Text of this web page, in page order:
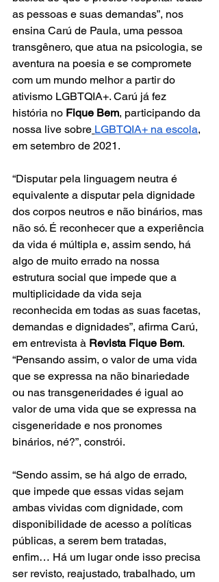
as pessoas e suas demandas”, nos
ensina Carú de Paula, uma pessoa
transgênero, que atua na psicologia, se
aventura na poesia e se compromete
com um mundo melhor a partir do
ativismo LGBTQIA+. Carú já fez
história no Fique Bem, participando da
nossa live sobre LGBTQIA+ na escola,
em setembro de 2021.
“Disputar pela linguagem neutra é
equivalente a disputar pela dignidade
dos corpos neutros e não binários, mas
não só. É reconhecer que a experiência
da vida é múltipla e, assim sendo, há
algo de muito errado na nossa
estrutura social que impede que a
multiplicidade da vida seja
reconhecida em todas as suas facetas,
demandas e dignidades”, afirma Carú,
em entrevista à Revista Fique Bem.
“Pensando assim, o valor de uma vida
que se expressa na não binariedade
ou nas transgeneridades é igual ao
valor de uma vida que se expressa na
cisgeneridade e nos pronomes
binários, né?”, constrói.
“Sendo assim, se há algo de errado,
que impede que essas vidas sejam
ambas vividas com dignidade, com
disponibilidade de acesso a políticas
públicas, a serem bem tratadas,
enfim… Há um lugar onde isso precisa
ser revisto, reajustado, trabalhado, um